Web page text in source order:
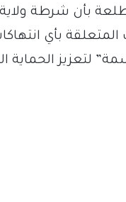
بأن شرطة
المتعلقة بأي
لتعزيز الحماية